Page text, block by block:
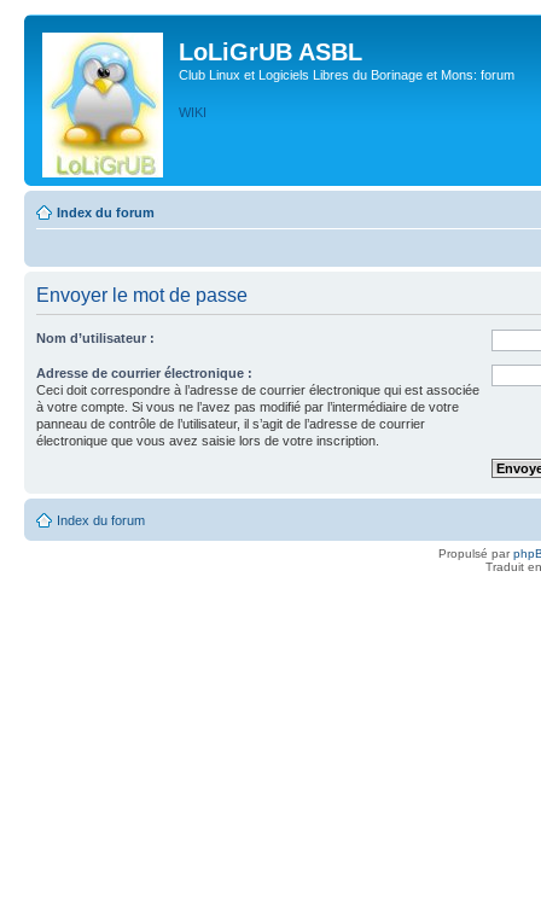
LoLiGrUB ASBL
Club Linux et Logiciels Libres du Borinage et Mons: forum
WIKI
Index du forum
Envoyer le mot de passe
Nom d’utilisateur :
Adresse de courrier électronique :
Ceci doit correspondre à l’adresse de courrier électronique qui est associée
à votre compte. Si vous ne l’avez pas modifié par l’intermédiaire de votre
panneau de contrôle de l’utilisateur, il s’agit de l’adresse de courrier
électronique que vous avez saisie lors de votre inscription.
Index du forum
Propulsé par
Traduit